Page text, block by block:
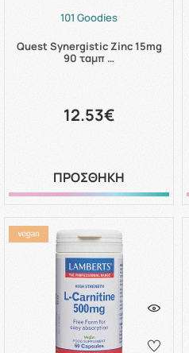
101 Goodies
Quest Synergistic Zinc 15mg
90 ταμπ …
12.53€
ΠΡΟΣΘΗΚΗ